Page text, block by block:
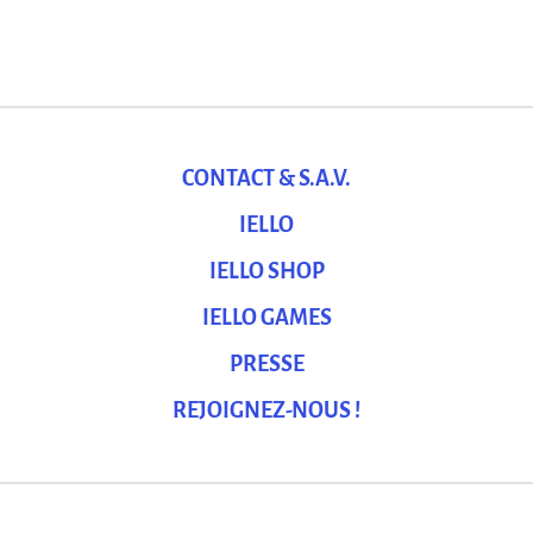
CONTACT & S.A.V.
IELLO
IELLO SHOP
IELLO GAMES
PRESSE
REJOIGNEZ-NOUS !